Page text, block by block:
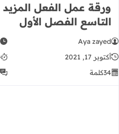
ورقة عمل الفعل
التاسع الفصل الأول
Aya zayed
أكتوبر 17, 2021
34كلمة